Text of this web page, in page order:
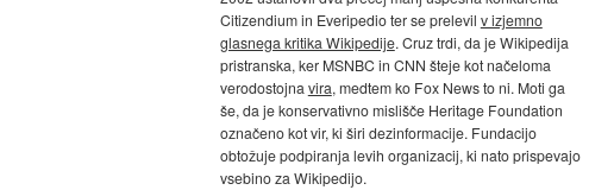
Citizendium in Everipedio ter se prelevil v izjemno
glasnega kritika Wikipedije. Cruz trdi, da je Wikipedija
pristranska, ker MSNBC in CNN šteje kot načeloma
verodostojna vira, medtem ko Fox News to ni. Moti ga
še, da je konservativno mislišče Heritage Foundation
označeno kot vir, ki širi dezinformacije. Fundacijo
obtožuje podpiranja levih organizacij, ki nato prispevajo
vsebino za Wikipedijo.